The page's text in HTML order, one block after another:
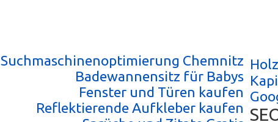
Suchmaschinenoptimierung Chemnitz
Badewannensitz für Babys
Fenster und Türen kaufen
Reflektierende Aufkleber kaufen